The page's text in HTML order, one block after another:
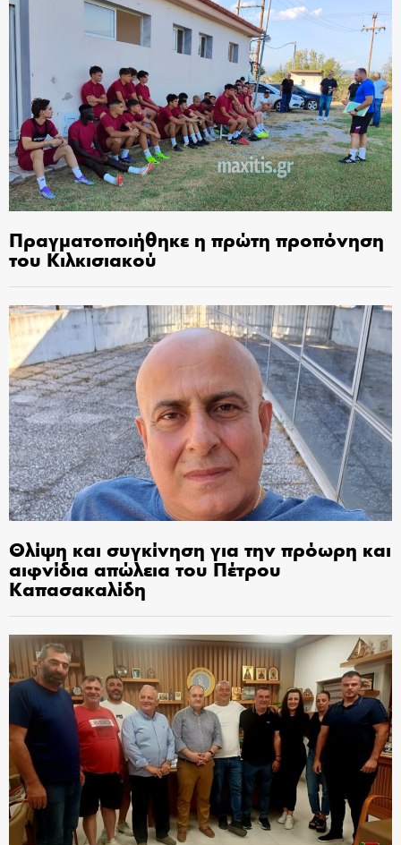
Πραγματοποιήθηκε η πρώτη προπόνηση
του Κιλκισιακού
Θλίψη και συγκίνηση για την πρόωρη και
αιφνίδια απώλεια του Πέτρου
Καπασακαλίδη